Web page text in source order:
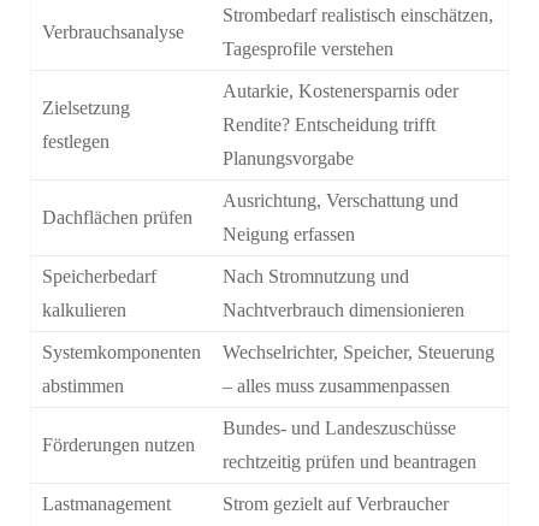
Verbrauchsanalyse
Strombedarf realistisch einschätzen,
Tagesprofile verstehen
Zielsetzung
festlegen
Autarkie, Kostenersparnis oder
Rendite? Entscheidung trifft
Planungsvorgabe
Dachflächen prüfen
Ausrichtung, Verschattung und
Neigung erfassen
Speicherbedarf
kalkulieren
Nach Stromnutzung und
Nachtverbrauch dimensionieren
Systemkomponenten
abstimmen
Wechselrichter, Speicher, Steuerung
– alles muss zusammenpassen
Förderungen nutzen
Bundes- und Landeszuschüsse
rechtzeitig prüfen und beantragen
Lastmanagement
Strom gezielt auf Verbraucher